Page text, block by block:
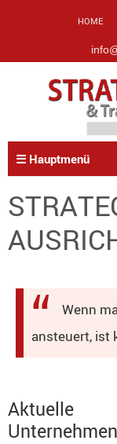
HOME
☰ Hauptmenü
Wenn
ansteuert, ist
Aktuelle
Unternehmen